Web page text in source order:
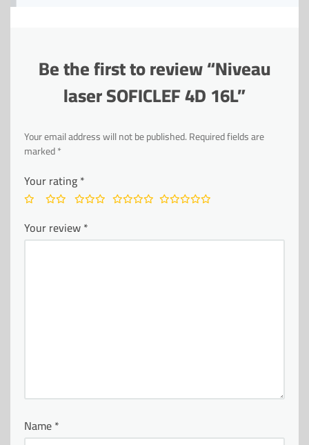
Be the first to review “Niveau
laser SOFICLEF 4D 16L”
Your email address will not be published.Required fields are
marked*
Your rating*
Your review*
Name*